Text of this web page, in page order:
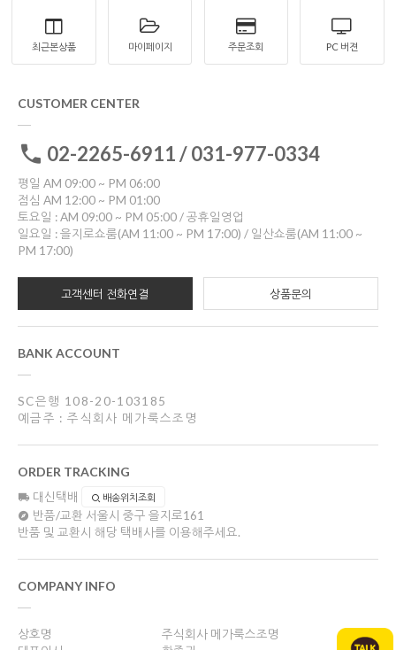
최근본상품 마이페이지 주문조회 PC 버젼
CUSTOMER CENTER
02-2265-6911 / 031-977-0334
평일 AM 09:00 ~ PM 06:00
점심 AM 12:00 ~ PM 01:00
토요일 : AM 09:00 ~ PM 05:00 / 공휴일영업
일요일 : 을지로쇼룸(AM 11:00 ~ PM 17:00) / 일산쇼룸(AM 11:00 ~
PM 17:00)
고객센터 전화연결 상품문의
BANK ACCOUNT
SC은행 108-20-103185
예금주 : 주식회사 메가룩스조명
ORDER TRACKING
대신택배 배송위치조회
반품/교환 서울시 중구 을지로161
반품 및 교환시 해당 택배사를 이용해주세요.
COMPANY INFO
상호명
주식회사 메가룩스조명